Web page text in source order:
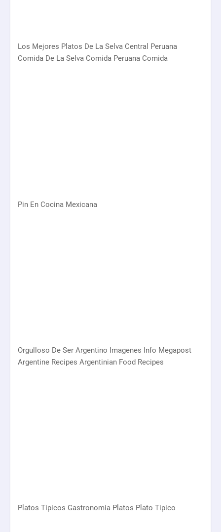
Los Mejores Platos De La Selva Central Peruana
Comida De La Selva Comida Peruana Comida
Pin En Cocina Mexicana
Orgulloso De Ser Argentino Imagenes Info Megapost
Argentine Recipes Argentinian Food Recipes
Platos Tipicos Gastronomia Platos Plato Tipico